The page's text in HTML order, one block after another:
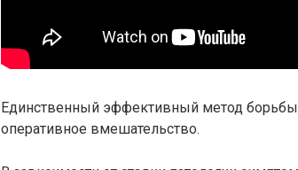
Единственный эффективный метод борьбы
оперативное вмешательство.